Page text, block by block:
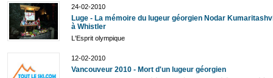
24-02-2010
Luge - La mémoire du lugeur géorgien Nodar
à Whistler
L'Esprit olympique
12-02-2010
Vancouveur 2010 - Mort d'un lugeur géorgien